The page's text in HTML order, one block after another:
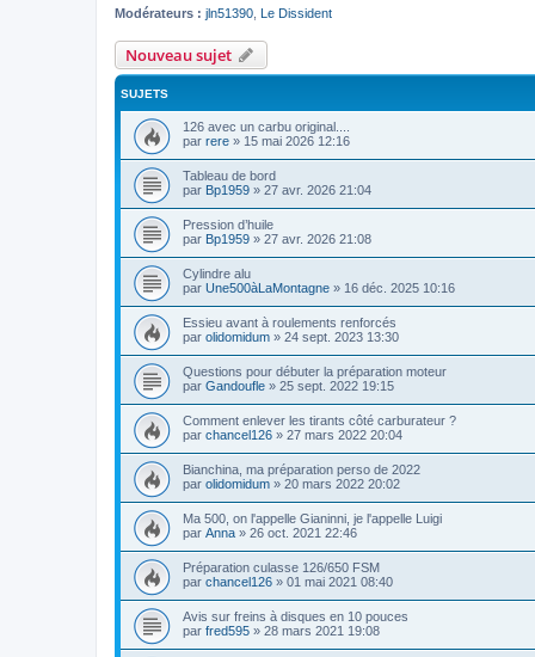
Modérateurs : jln51390 Le Dissident
Nouveau sujet
SUJETS
126 avec un carbu original....
par rere » 15 mai 2026 12:16
Tableau de bord
par Bp1959 » 27 avr. 2026 21:04
Pression d’huile
par Bp1959 » 27 avr. 2026 21:08
Cylindre alu
par Une500àLaMontagne » 16 déc. 2025 10:16
Essieu avant à roulements renforcés
par olidomidum » 24 sept. 2023 13:30
Questions pour débuter la préparation moteur
par Gandoufle » 25 sept. 2022 19:15
Comment enlever les tirants côté carburateur ?
par chancel126 » 27 mars 2022 20:04
Bianchina, ma préparation perso de 2022
par olidomidum » 20 mars 2022 20:02
Ma 500, on l'appelle Gianinni, je l'appelle Luigi
par Anna » 26 oct. 2021 22:46
Préparation culasse 126/650 FSM
par chancel126 » 01 mai 2021 08:40
Avis sur freins à disques en 10 pouces
par fred595 » 28 mars 2021 19:08